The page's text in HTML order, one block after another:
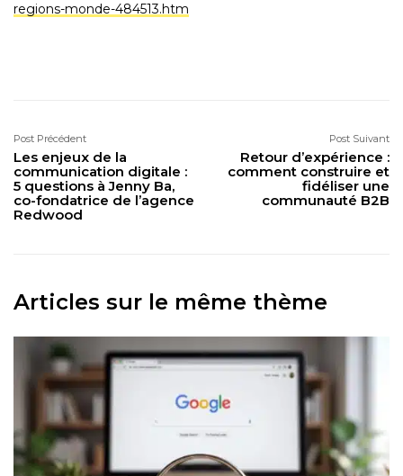
regions-monde-484513.htm
Post Précédent
Les enjeux de la
communication digitale :
5 questions à Jenny Ba,
co-fondatrice de l’agence
Redwood
Post Suivant
Retour d’expérience :
comment construire et
fidéliser une
communauté B2B
Articles sur le même thème